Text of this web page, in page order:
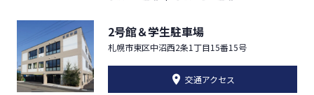
2号館＆学生駐車場
札幌市東区中沼西2条1丁目15番15号
交通アクセス